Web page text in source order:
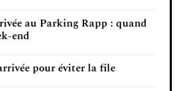
au Parking Rapp : quand
end
pour éviter la file